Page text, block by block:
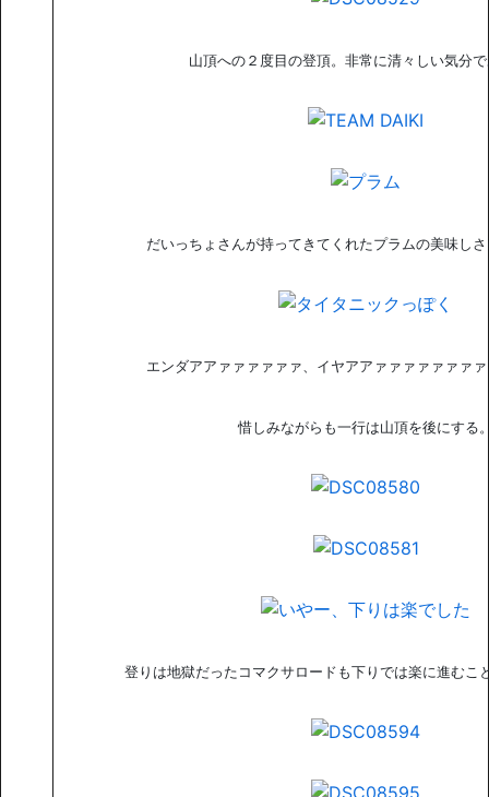
山頂への２度目の登頂。非常に清々しい気分
だいっちょさんが持ってきてくれたプラムの美味し
エンダアアァァァァァァ、イヤアアァァァァァァァ
惜しみながらも一行は山頂を後にする
登りは地獄だったコマクサロードも下りでは楽に進むこ